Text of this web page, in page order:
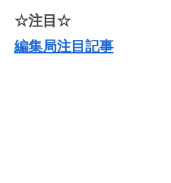
☆注目☆
編集局注目記事